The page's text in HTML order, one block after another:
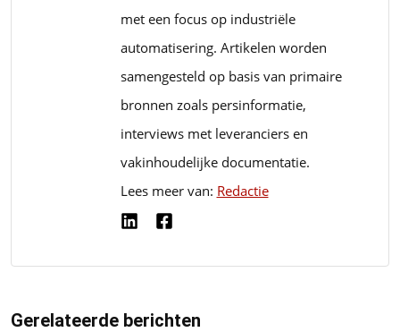
met een focus op industriële
automatisering. Artikelen worden
samengesteld op basis van primaire
bronnen zoals persinformatie,
interviews met leveranciers en
vakinhoudelijke documentatie.
Lees meer van: Redactie
Gerelateerde berichten